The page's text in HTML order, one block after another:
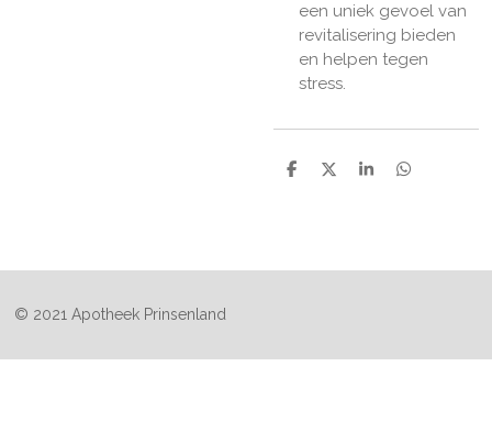
een uniek gevoel van
revitalisering bieden
en helpen tegen
stress.
D
D
S
D
© 2021 Apotheek Prinsenland